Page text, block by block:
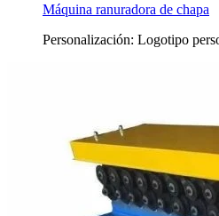
Máquina ranuradora de chapa
Personalización: Logotipo